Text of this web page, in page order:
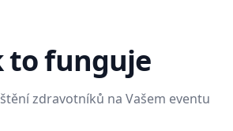
to funguje
zdravotníků na Vašem eventu